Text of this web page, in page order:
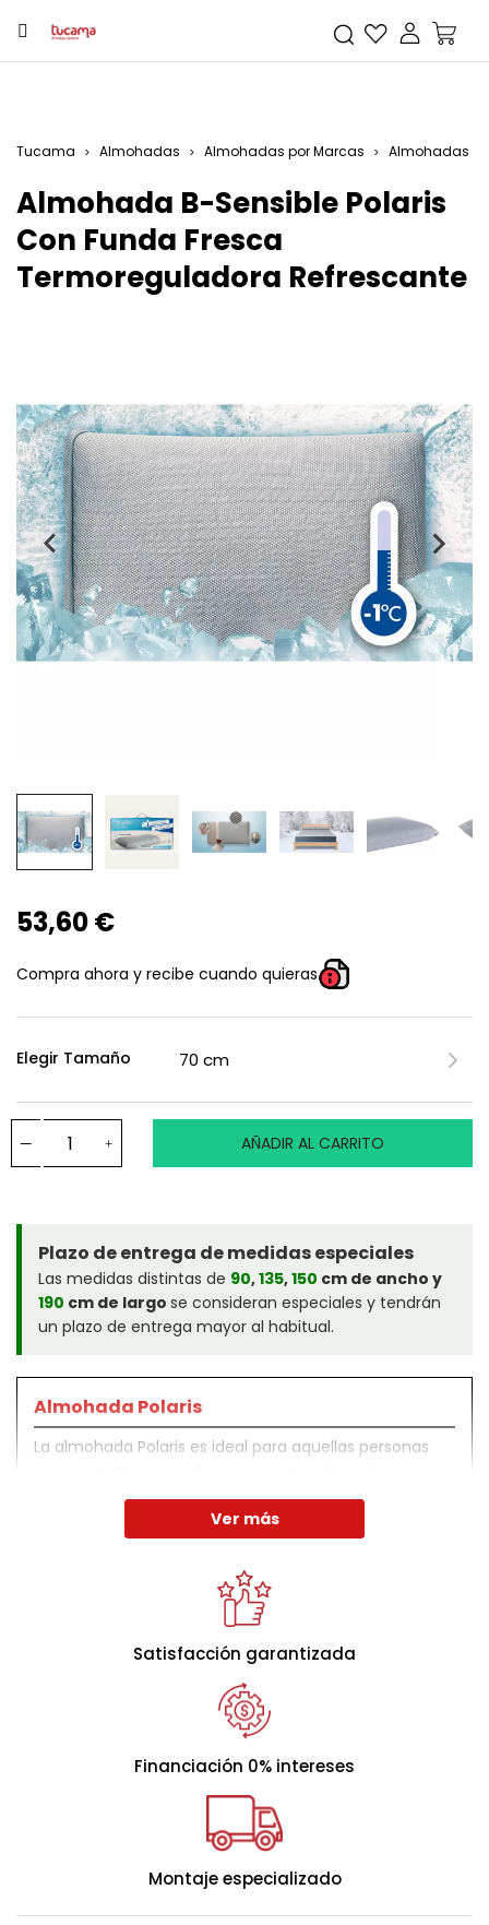
Tucama Almohadas Almohadas por Marcas Almohadas
Almohada B-Sensible Polaris
Con Funda Fresca
Termoreguladora Refrescante
53,60 €
Compra ahora y recibe cuando quieras
Elegir Tamaño
AÑADIR AL CARRITO
Plazo de entrega de medidas especiales
Las medidas distintas de 90,135,150 cm de ancho y
190 cm de largo se consideran especiales y tendrán
un plazo de entrega mayor al habitual.
Almohada Polaris
La almohada Polaris es ideal para aquellas personas
- Reduce la temperatura corporal alrededor de 1Cº,
consiguiendo una significativa mejora del confort.
- La perfecta fusión entre la tecnología y naturaleza.
- Ideal para combatir el sudor nocturno y los sofocos
- Secado rápido.
- Ropa de cama producida con responsabilidad social,
trazabilidad total y sostenibilidad ambiental, fabricada
FIRME MEDIO SUAVE
Ver más
Satisfacción garantizada
Financiación 0% intereses
Montaje especializado